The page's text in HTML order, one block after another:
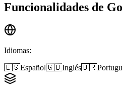
Funcionalidades de
Idiomas:
🇪🇸Español🇬🇧Inglés🇧🇷